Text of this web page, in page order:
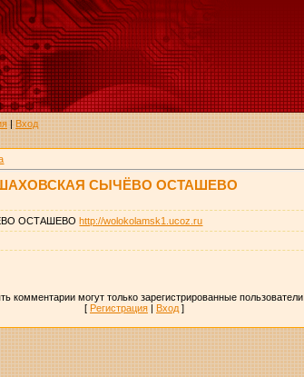
|Вход
СЫЧЁВО ОСТАШЕВО
ОСТАШЕВОhttp://wolokolamsk1.ucoz.ru
комментарии могут только зарегистрированные пользователи.
[ Регистрация| Вход]